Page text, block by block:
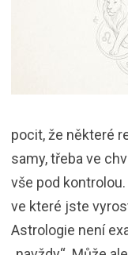
pocit, že některé
samy, třeba ve
vše pod
ve které jste
Astrologie není